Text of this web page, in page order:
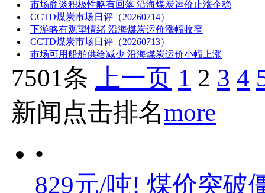
市场商谈积极性略有回落 沿海煤炭运价止涨企稳
CCTD煤炭市场日评（20260714）
下游略有观望情绪 沿海煤炭运价涨幅收窄
CCTD煤炭市场日评（20260713）
市场可用船舶供给减少 沿海煤炭运价小幅上涨
7501条 上一页 1 2 3 4
新闻点击排名more
•
829元/吨! 煤价突破